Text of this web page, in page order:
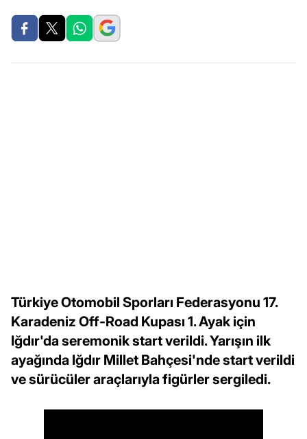
Türkiye Otomobil Sporları Federasyonu 17.
Karadeniz Off-Road Kupası 1. Ayak için
Iğdır'da seremonik start verildi. Yarışın ilk
ayağında Iğdır Millet Bahçesi'nde start verildi
ve sürücüler araçlarıyla figürler sergiledi.